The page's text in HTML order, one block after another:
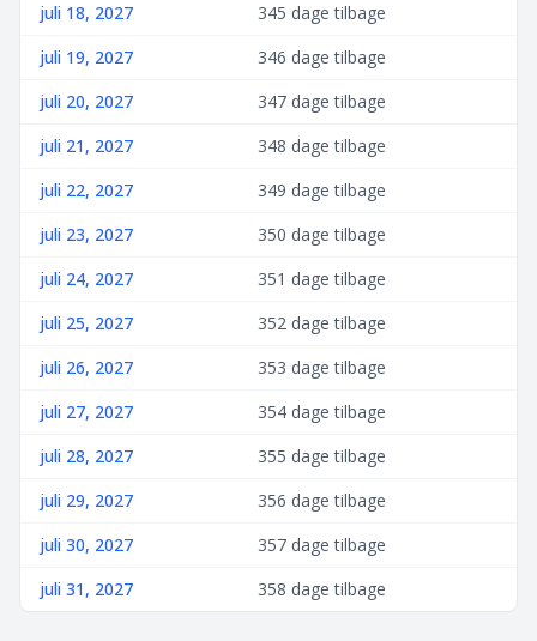
juli 18, 2027
345 dage tilbage
juli 19, 2027
346 dage tilbage
juli 20, 2027
347 dage tilbage
juli 21, 2027
348 dage tilbage
juli 22, 2027
349 dage tilbage
juli 23, 2027
350 dage tilbage
juli 24, 2027
351 dage tilbage
juli 25, 2027
352 dage tilbage
juli 26, 2027
353 dage tilbage
juli 27, 2027
354 dage tilbage
juli 28, 2027
355 dage tilbage
juli 29, 2027
356 dage tilbage
juli 30, 2027
357 dage tilbage
juli 31, 2027
358 dage tilbage